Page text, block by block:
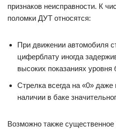
признаков неисправности. К
поломки ДУТ относятся:
При движении автомобиля
циферблату иногда
высоких показаниях уровня
Стрелка всегда на «0» даже
наличии в баке
Возможно также существенное